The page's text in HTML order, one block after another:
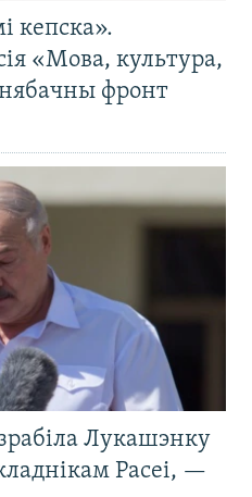
кепска».
«Мова, культура,
фронт
Лукашэнку
Расеі, —